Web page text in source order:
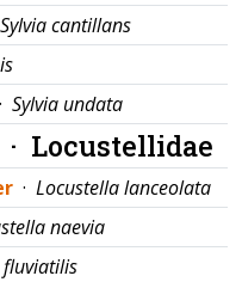
Sylvia cantillans
· Sylvia undata
Locustellidae
· Locustella lanceolata
naevia
fluviatilis